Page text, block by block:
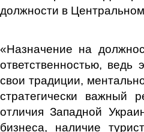
должности в
«Назначение на
ответственностью,
свои традиции,
стратегически важный
отличия Западной
бизнеса, наличие